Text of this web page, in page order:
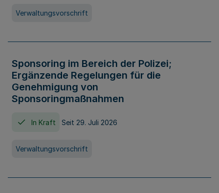
Verwaltungsvorschrift
Sponsoring im Bereich der Polizei;
Ergänzende Regelungen für die
Genehmigung von
Sponsoringmaßnahmen
In Kraft Seit 29. Juli 2026
Verwaltungsvorschrift